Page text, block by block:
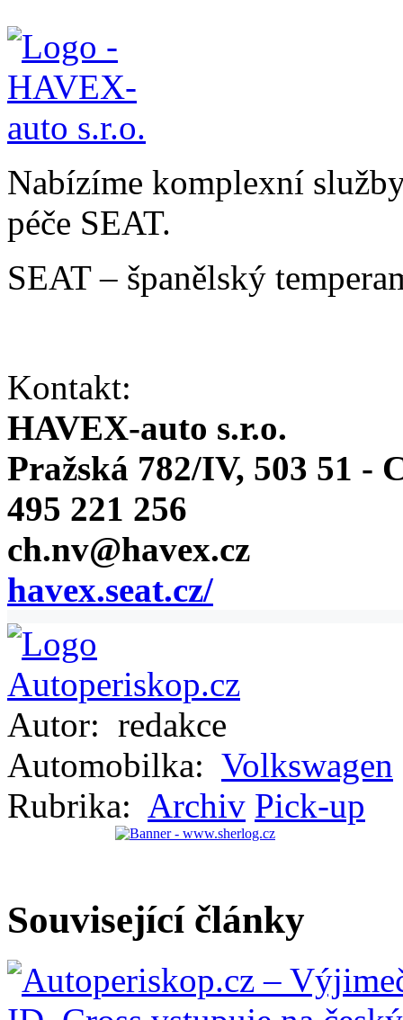
Nabízíme komplexní
péče SEAT.
SEAT – španělský
Kontakt:
HAVEX-auto s.r.o.
Pražská 782/IV, 503 51 -
495 221 256
ch.nv@havex.cz
havex.seat.cz/
Autor: redakce
Automobilka: Volkswagen
Rubrika: Archiv Pick-up
Související články